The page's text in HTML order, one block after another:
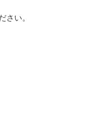
さい。